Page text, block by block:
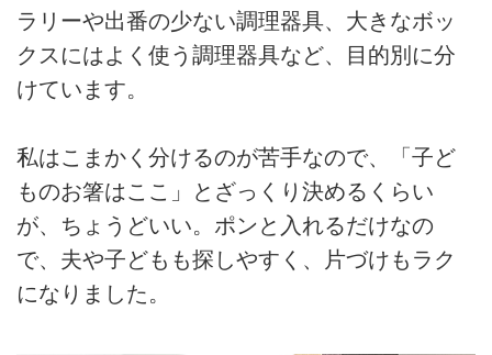
ラリーや出番の少ない調理器具、大きなボッ
クスにはよく使う調理器具など、目的別に分
けています。
私はこまかく分けるのが苦手なので、「子ど
ものお箸はここ」とざっくり決めるくらい
が、ちょうどいい。ポンと入れるだけなの
で、夫や子どもも探しやすく、片づけもラク
になりました。